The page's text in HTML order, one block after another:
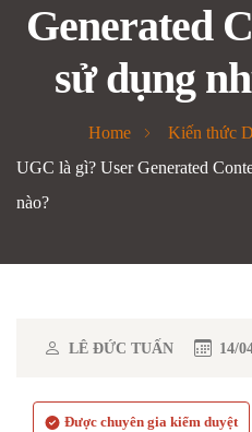
Generated
sử dụng
Home
Kiến thức
UGC là gì? User Generated
nào?
LÊ ĐỨC TUẤN 14/
Được chuyên gia kiểm duyệt